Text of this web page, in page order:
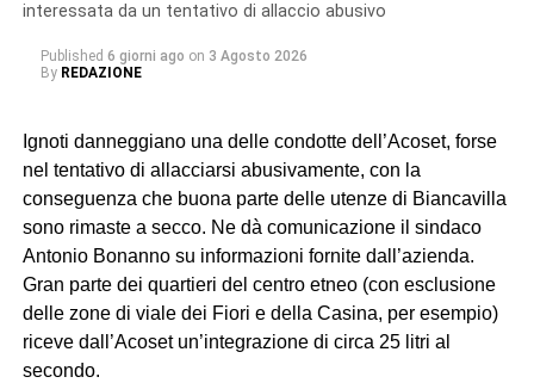
interessata da un tentativo di allaccio abusivo
Published 6 giorni ago on 3 Agosto 2026
By REDAZIONE
Ignoti danneggiano una delle condotte dell’Acoset, forse
nel tentativo di allacciarsi abusivamente, con la
conseguenza che buona parte delle utenze di Biancavilla
sono rimaste a secco. Ne dà comunicazione il sindaco
Antonio Bonanno su informazioni fornite dall’azienda.
Gran parte dei quartieri del centro etneo (con esclusione
delle zone di viale dei Fiori e della Casina, per esempio)
riceve dall’Acoset un’integrazione di circa 25 litri al
secondo.